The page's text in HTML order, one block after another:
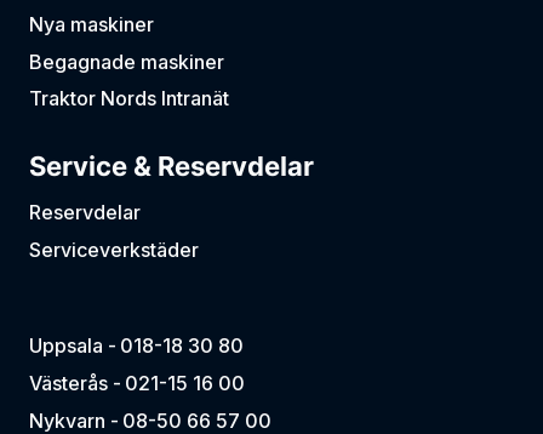
Nya maskiner
Begagnade maskiner
Traktor Nords Intranät
Service & Reservdelar
Reservdelar
Serviceverkstäder
Uppsala - 018-18 30 80
Västerås - 021-15 16 00
Nykvarn - 08-50 66 57 00